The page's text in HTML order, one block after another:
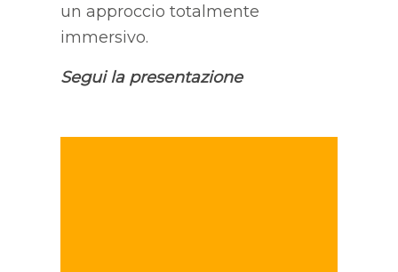
un approccio totalmente
immersivo.
Segui la presentazione